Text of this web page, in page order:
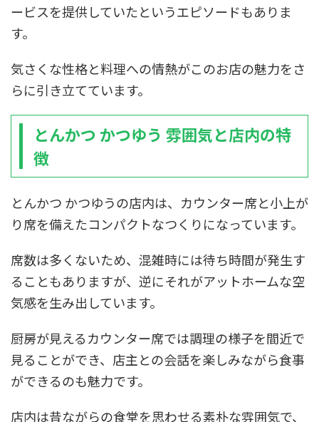
ービスを提供していたというエピソードもありま
す。
気さくな性格と料理への情熱がこのお店の魅力をさ
らに引き立てています。
とんかつ かつゆう 雰囲気と店内の特
徴
とんかつ かつゆうの店内は、カウンター席と小上が
り席を備えたコンパクトなつくりになっています。
席数は多くないため、混雑時には待ち時間が発生す
ることもありますが、逆にそれがアットホームな空
気感を生み出しています。
厨房が見えるカウンター席では調理の様子を間近で
見ることができ、店主との会話を楽しみながら食事
ができるのも魅力です。
店内は昔ながらの食堂を思わせる素朴な雰囲気で、